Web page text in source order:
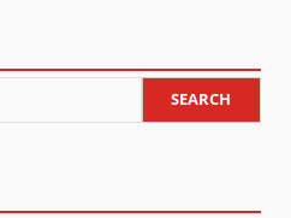
SEARCH